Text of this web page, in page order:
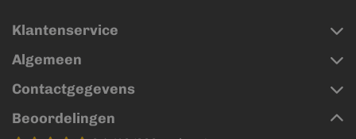
Klantenservice
Algemeen
Contactgegevens
Beoordelingen